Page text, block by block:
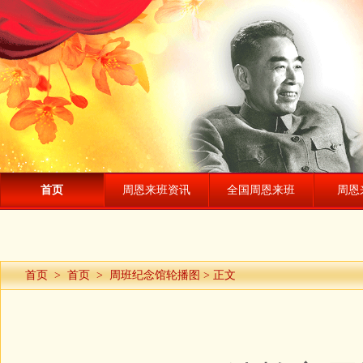
首页 周恩来班资讯 全国周恩来班 周恩
首页 > 首页 > 周班纪念馆轮播图 > 正文